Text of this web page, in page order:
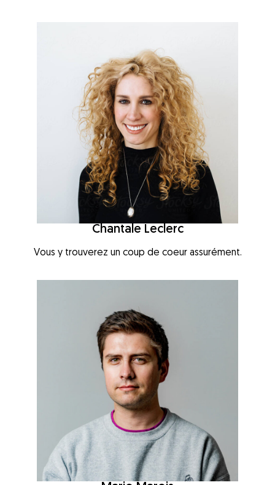
Chantale Leclerc
Vous y trouverez un coup de coeur assurément.